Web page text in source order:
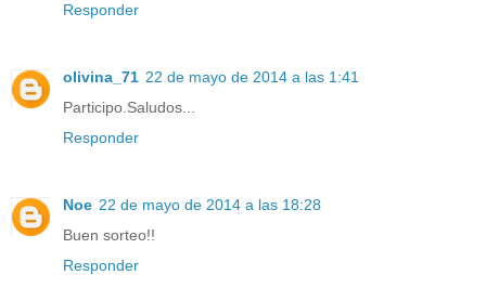
Responder
olivina_71 22 de mayo de 2014 a las 1:41
Participo.Saludos...
Responder
Noe 22 de mayo de 2014 a las 18:28
Buen sorteo!!
Responder